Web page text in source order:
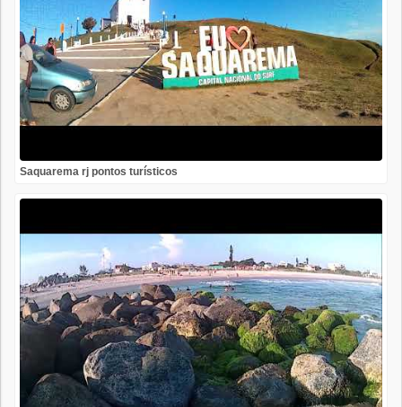
Saquarema rj pontos turísticos